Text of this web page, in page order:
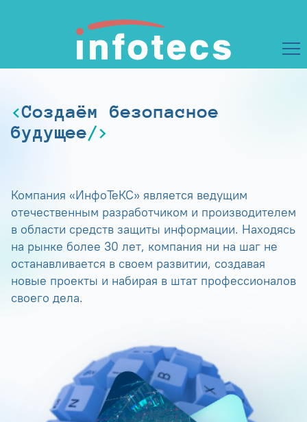
Создаём безопасное
будущее
Компания «ИнфоТеКС» является ведущим
отечественным разработчиком и производителем
в области средств защиты информации. Находясь
на рынке более 30 лет, компания ни на шаг не
останавливается в своем развитии, создавая
новые проекты и набирая в штат профессионалов
своего дела.